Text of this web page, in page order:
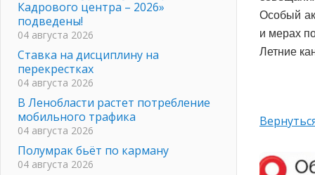
Особый
и мерах
Летние
Кадрового центра – 2026»
подведены!
04 августа 2026
Ставка на дисциплину на
перекрестках
04 августа 2026
В Ленобласти растет потребление
мобильного трафика
04 августа 2026
Полумрак бьёт по карману
04 августа 2026